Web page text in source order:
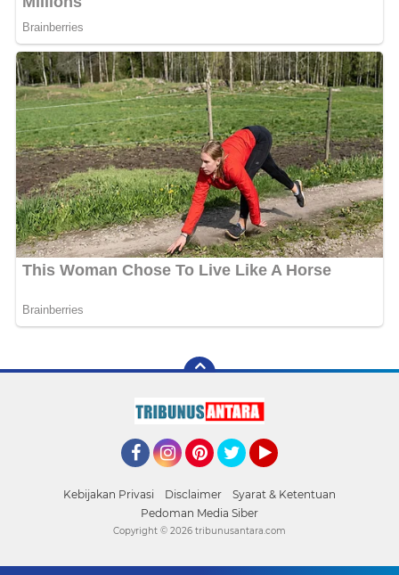
Kebijakan Privasi Disclaimer
Syarat & Ketentuan
Pedoman Media Siber
Copyright © 2026 tribunusantara.com